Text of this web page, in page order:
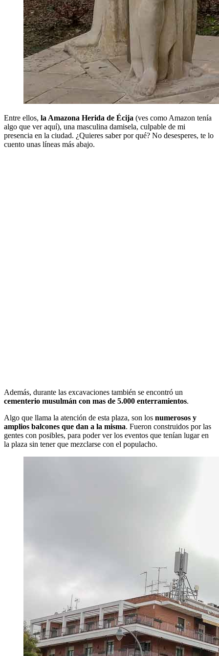
Entre ellos, la Amazona Herida de Écija (ves como Amazon tenía
algo que ver aquí), una masculina damisela, culpable de mi
presencia en la ciudad. ¿Quieres saber por qué? No desesperes, te lo
cuento unas líneas más abajo.
Además, durante las excavaciones también se encontró un
cementerio musulmán con mas de 5.000 enterramientos.
Algo que llama la atención de esta plaza, son los numerosos y
amplios balcones que dan a la misma. Fueron construidos por las
gentes con posibles, para poder ver los eventos que tenían lugar en
la plaza sin tener que mezclarse con el populacho.